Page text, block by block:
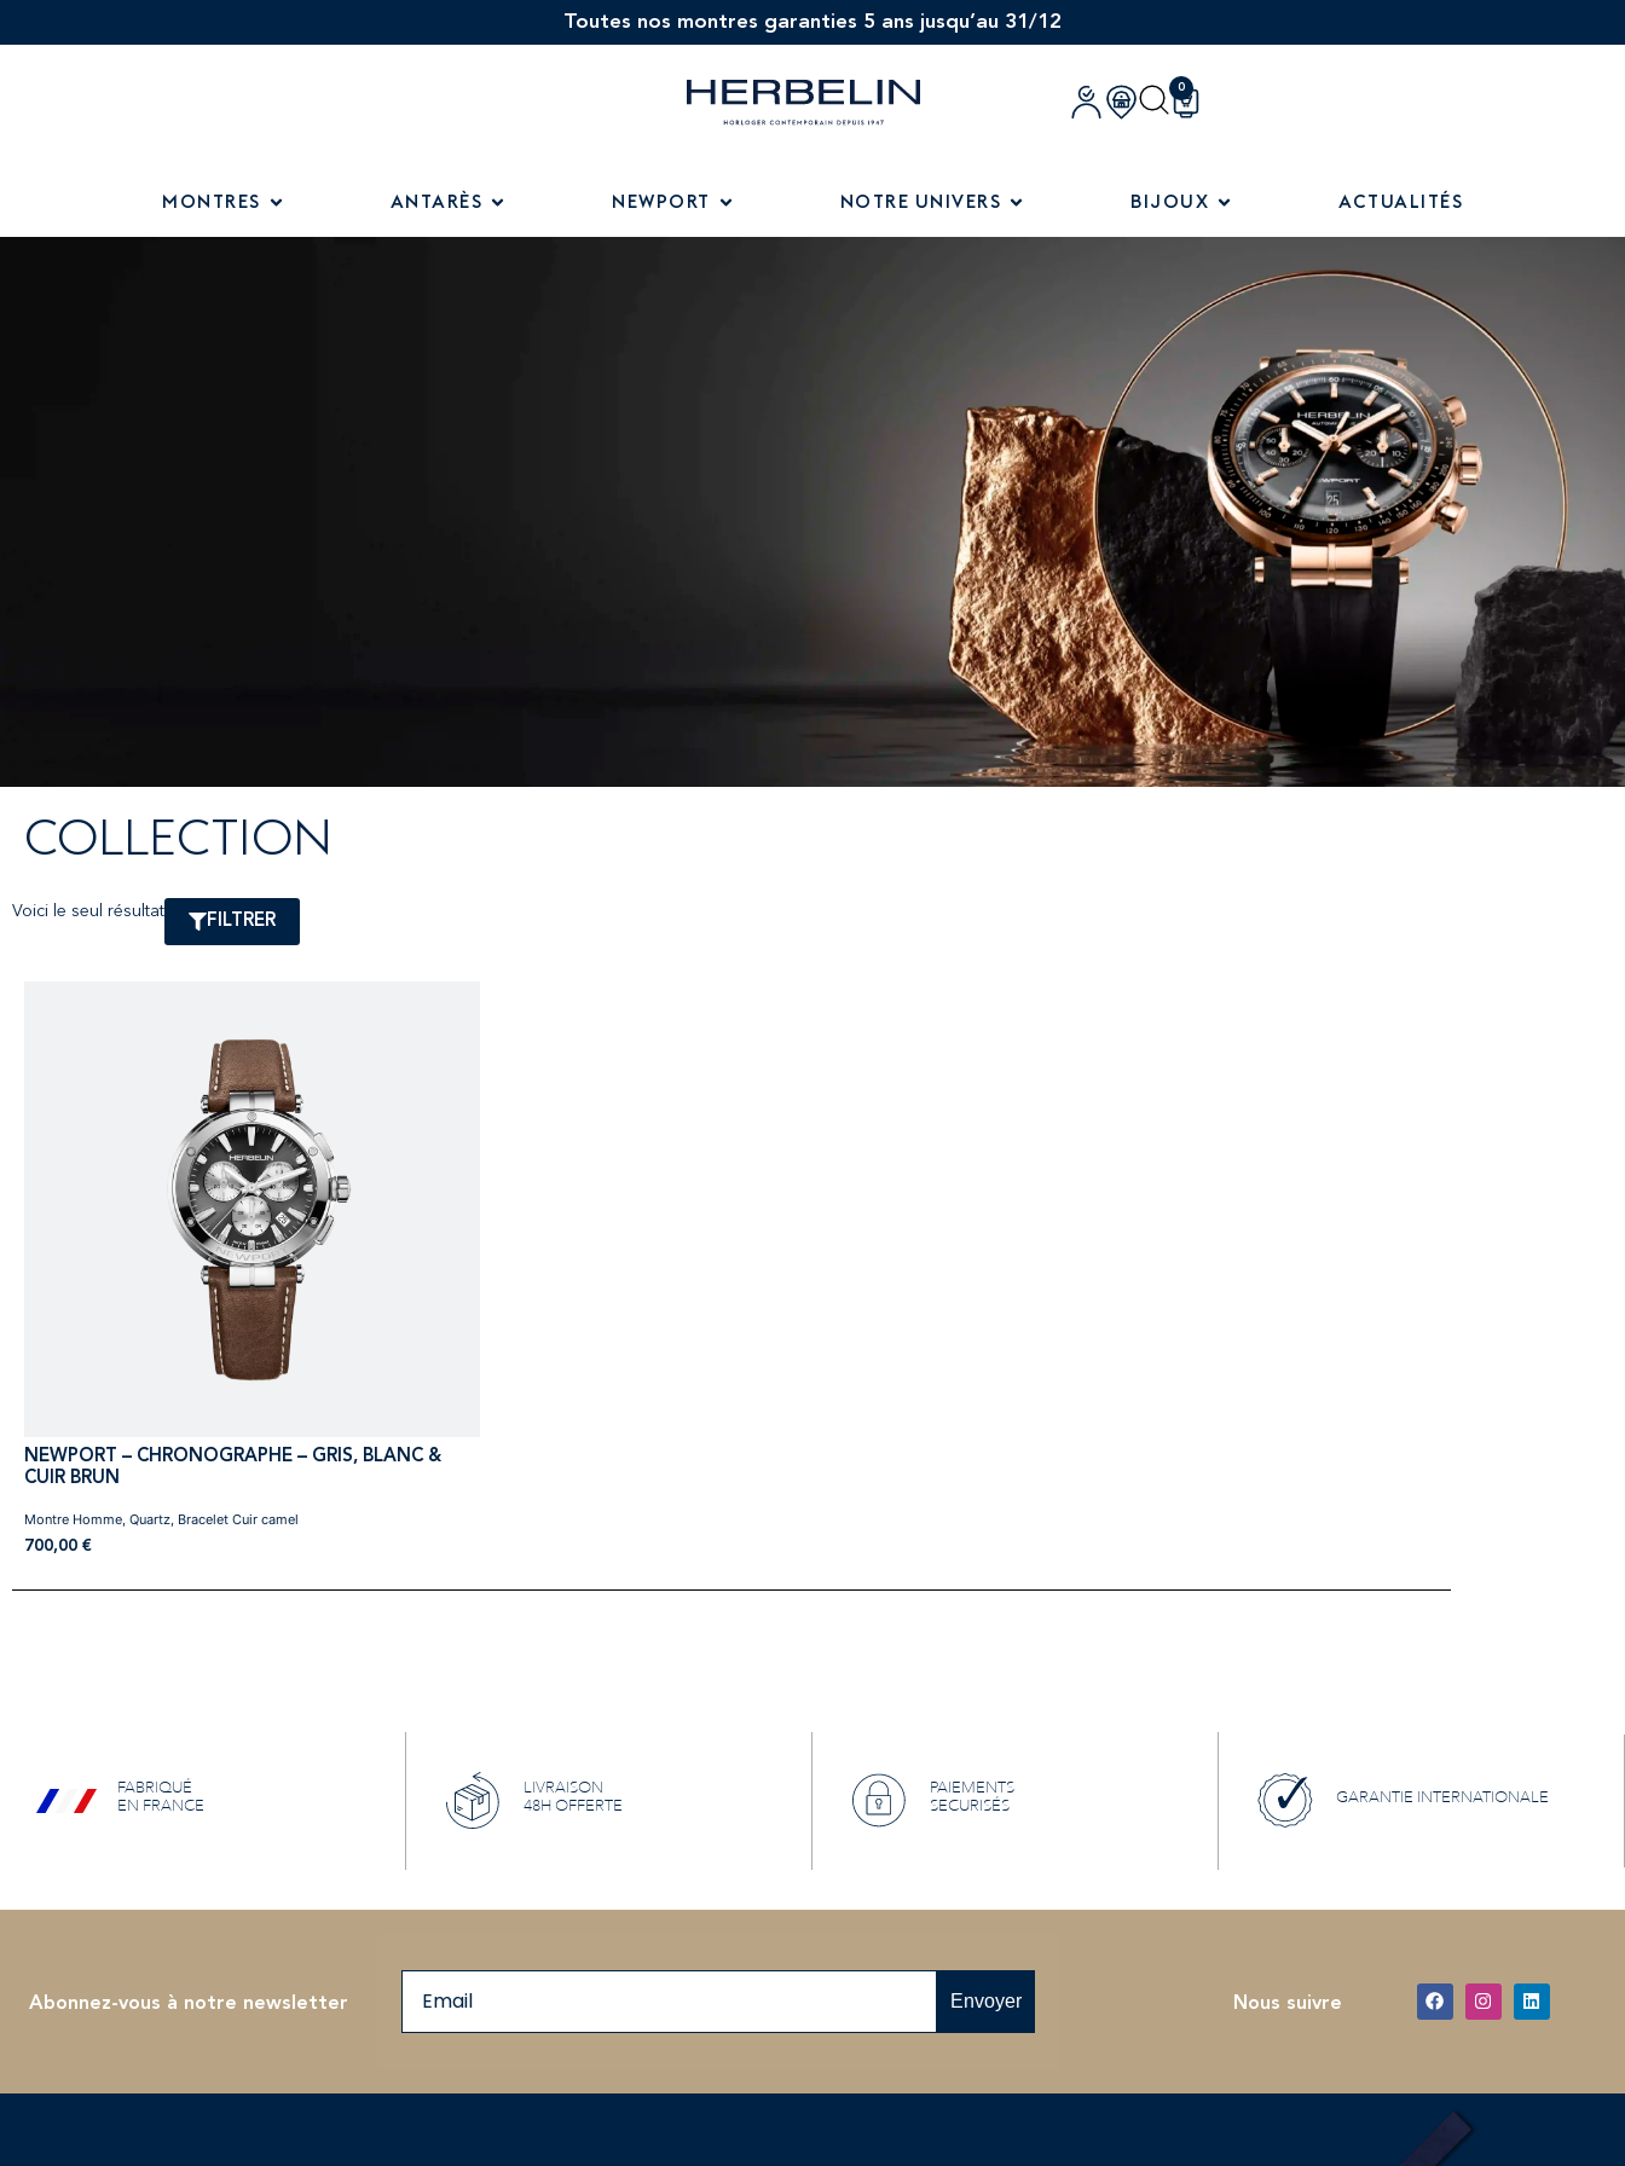
Toutes nos montres garanties 5 ans jusqu’au 31/12
0
MONTRES ANTARÈS NEWPORT NOTRE UNIVERS BIJOUX ACTUALITÉS
COLLECTION
Voici le seul résultat
FILTRER
NEWPORT – CHRONOGRAPHE – GRIS, BLANC &
CUIR BRUN
700,00 €
Montre Homme, Quartz, Bracelet Cuir camel
FABRIQUÉ
EN FRANCE
LIVRAISON
48H OFFERTE
PAIEMENTS
SECURISÉS
GARANTIE INTERNATIONALE
Abonnez-vous à notre newsletter Envoyer Nous suivre